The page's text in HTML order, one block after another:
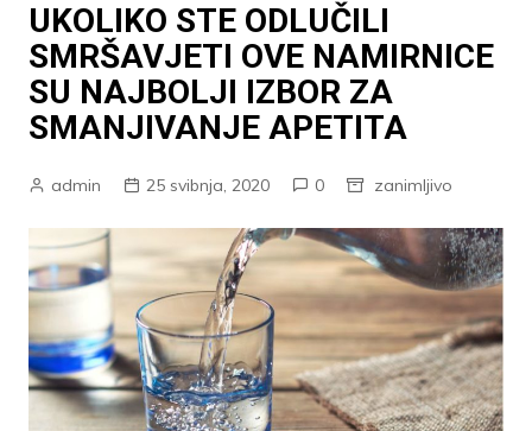
UKOLIKO STE ODLUČILI
SMRŠAVJETI OVE NAMIRNICE
SU NAJBOLJI IZBOR ZA
SMANJIVANJE APETITA
admin 25 svibnja, 2020 0 zanimljivo